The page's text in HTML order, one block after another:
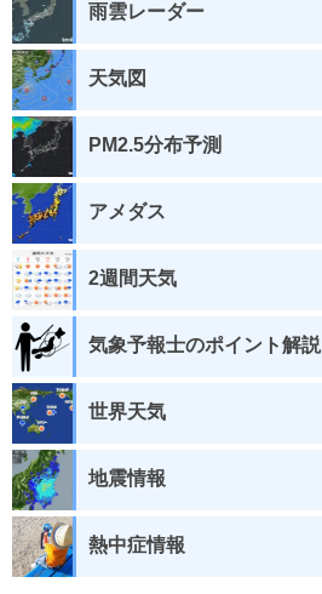
雨雲レーダー
天気図
PM2.5分布予測
アメダス
2週間天気
気象予報士のポイント解説
世界天気
地震情報
熱中症情報